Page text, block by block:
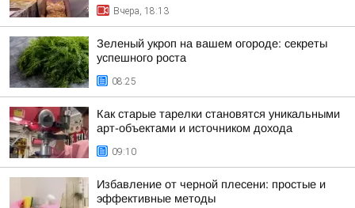
Вчера, 18:13
Зеленый укроп на вашем огороде: секреты
успешного роста
08:25
Как старые тарелки становятся уникальными
арт-объектами и источником дохода
09:10
Избавление от черной плесени: простые и
эффективные методы